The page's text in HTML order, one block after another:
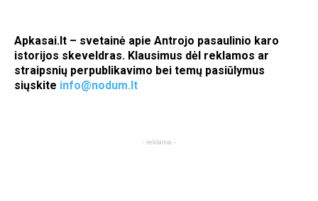
Apkasai.lt – svetainė apie Antrojo pasaulinio karo
istorijos skeveldras. Klausimus dėl reklamos ar
straipsnių perpublikavimo bei temų pasiūlymus
siųskite info@nodum.lt
- reklama -